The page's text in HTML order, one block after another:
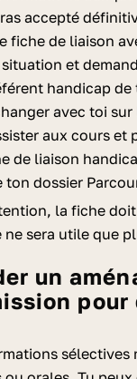
accepté
fiche de liaison
et
handicap
avec toi
aux cours et
de liaison
ton dossier
la fiche
ne sera utile que
sélectives